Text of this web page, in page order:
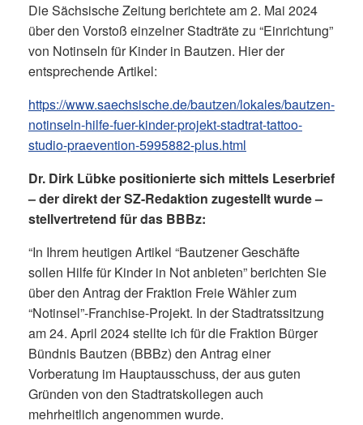
Die Sächsische Zeitung berichtete am 2. Mai 2024
über den Vorstoß einzelner Stadträte zu “Einrichtung”
von Notinseln für Kinder in Bautzen. Hier der
entsprechende Artikel:
https://www.saechsische.de/bautzen/lokales/bautzen-
notinseln-hilfe-fuer-kinder-projekt-stadtrat-tattoo-
studio-praevention-5995882-plus.html
Dr. Dirk Lübke positionierte sich mittels Leserbrief
– der direkt der SZ-Redaktion zugestellt wurde –
stellvertretend für das BBBz:
“In Ihrem heutigen Artikel “Bautzener Geschäfte
sollen Hilfe für Kinder in Not anbieten” berichten Sie
über den Antrag der Fraktion Freie Wähler zum
“Notinsel”-Franchise-Projekt. In der Stadtratssitzung
am 24. April 2024 stellte ich für die Fraktion Bürger
Bündnis Bautzen (BBBz) den Antrag einer
Vorberatung im Hauptausschuss, der aus guten
Gründen von den Stadtratskollegen auch
mehrheitlich angenommen wurde.